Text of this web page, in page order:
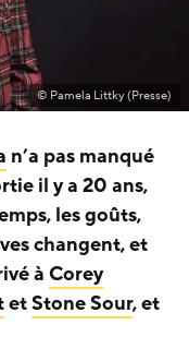
© Pamela Littky (Presse)
n’a pas manqué
il y a 20 ans,
les goûts,
changent, et
à Corey
etStone Sour, et